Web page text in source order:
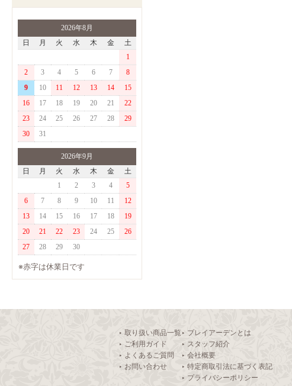
2026年8月
日
月 火 水 木 金
土
1
2
3 4 5 6 7
8
9
10 11 12 13 14
15
16
17 18 19 20 21
22
23
24 25 26 27 28
29
30
31
2026年9月
日
月 火 水 木 金
土
1
2 3 4
5
6
7 8 9 10 11
12
13
14 15 16 17 18
19
20
21 22 23 24 25
26
27
28 29 30
※赤字は休業日です
‣ 取り扱い商品一覧
‣ ご利用ガイド
‣ よくあるご質問
‣ お問い合わせ
‣ プレイアーデンとは
‣ スタッフ紹介
‣ 会社概要
‣ 特定商取引法に基づく表記
‣ プライバシーポリシー